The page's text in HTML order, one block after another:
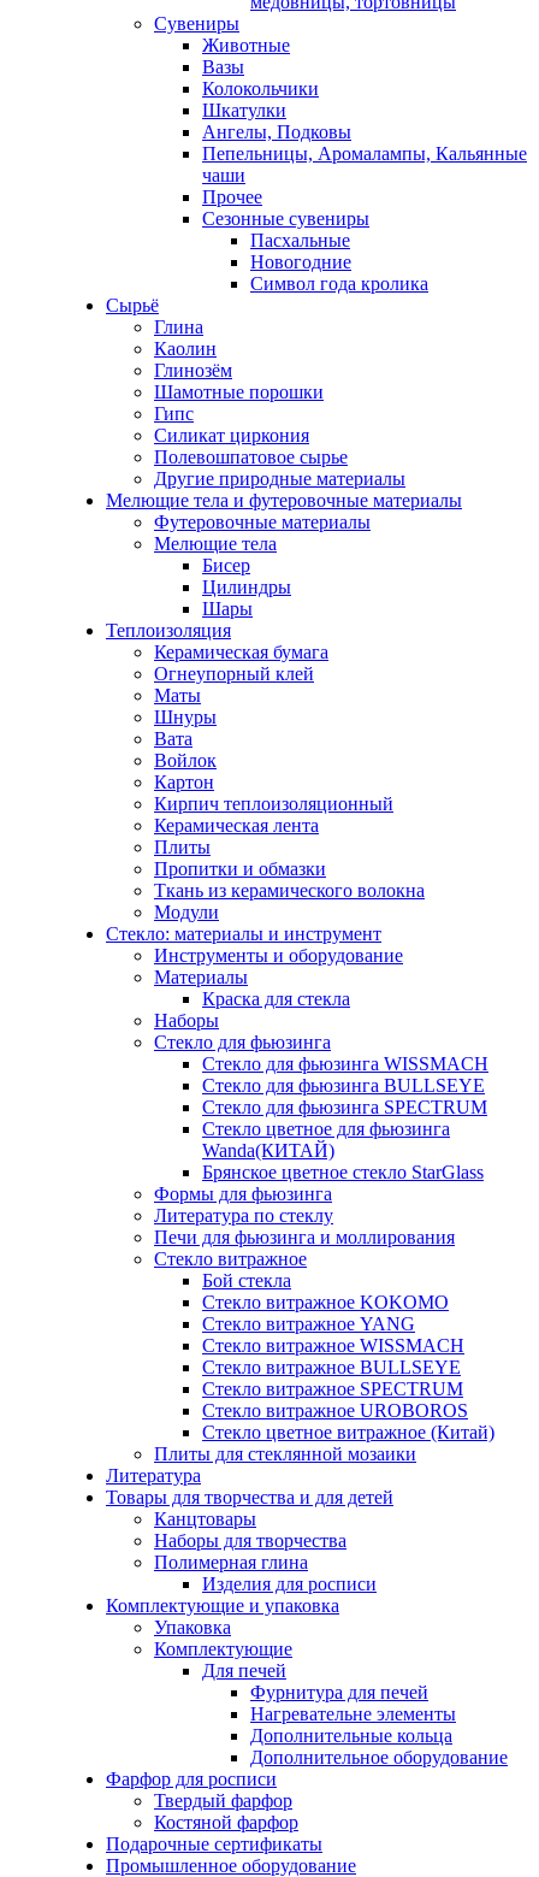
Сувениры
Животные
Вазы
Колокольчики
Шкатулки
Ангелы, Подковы
Пепельницы, Аромалампы, Кальянные
чаши
Прочее
Сезонные сувениры
Пасхальные
Новогодние
Символ года кролика
Сырьё
Глина
Каолин
Глинозём
Шамотные порошки
Гипс
Силикат циркония
Полевошпатовое сырье
Другие природные материалы
Мелющие тела и футеровочные материалы
Футеровочные материалы
Мелющие тела
Бисер
Цилиндры
Шары
Теплоизоляция
Керамическая бумага
Огнеупорный клей
Маты
Шнуры
Вата
Войлок
Картон
Кирпич теплоизоляционный
Керамическая лента
Плиты
Пропитки и обмазки
Ткань из керамического волокна
Модули
Стекло: материалы и инструмент
Инструменты и оборудование
Материалы
Краска для стекла
Наборы
Стекло для фьюзинга
Стекло для фьюзинга WISSMACH
Стекло для фьюзинга BULLSEYE
Стекло для фьюзинга SPECTRUM
Стекло цветное для фьюзинга
Wanda(КИТАЙ)
Брянское цветное стекло StarGlass
Формы для фьюзинга
Литература по стеклу
Печи для фьюзинга и моллирования
Стекло витражное
Бой стекла
Стекло витражное KOKOMO
Стекло витражное YANG
Стекло витражное WISSMACH
Стекло витражное BULLSEYE
Стекло витражное SPECTRUM
Стекло витражное UROBOROS
Стекло цветное витражное (Китай)
Плиты для стеклянной мозаики
Литература
Товары для творчества и для детей
Канцтовары
Наборы для творчества
Полимерная глина
Изделия для росписи
Комплектующие и упаковка
Упаковка
Комплектующие
Для печей
Фурнитура для печей
Нагревательне элементы
Дополнительные кольца
Дополнительное оборудование
Фарфор для росписи
Твердый фарфор
Костяной фарфор
Подарочные сертификаты
Промышленное оборудование